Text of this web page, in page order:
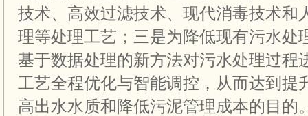
技术、高效过滤技术、现代消毒技术和
理等处理工艺；三是为降低现有污水处
基于数据处理的新方法对污水处理过程
工艺全程优化与智能调控，从而达到提
高出水水质和降低污泥管理成本的目的